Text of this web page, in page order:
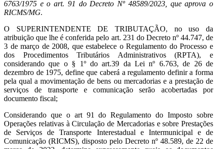
6763/1975 e o art. 91 do Decreto Nº 48589/2023, que aprova o
RICMS/MG.
O SUPERINTENDENTE DE TRIBUTAÇÃO, no uso da
atribuição que lhe é conferida pelo art. 231 do Decreto nº 44.747, de
3 de março de 2008, que estabelece o Regulamento do Processo e
dos Procedimentos Tributários Administrativos (RPTA), e
considerando que o § 1º do art.39 da Lei nº 6.763, de 26 de
dezembro de 1975, define que caberá a regulamento definir a forma
pela qual a movimentação de bens ou mercadorias e a prestação de
serviços de transporte e comunicação serão acobertadas por
documento fiscal;
Considerando que o art 91 do Regulamento do Imposto sobre
Operações relativas à Circulação de Mercadorias e sobre Prestações
de Serviços de Transporte Interestadual e Intermunicipal e de
Comunicação (RICMS), disposto pelo Decreto nº 48.589, de 22 de